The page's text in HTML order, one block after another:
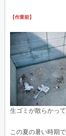
【作業前】
生ゴミが散らかっ
この夏の暑い時期